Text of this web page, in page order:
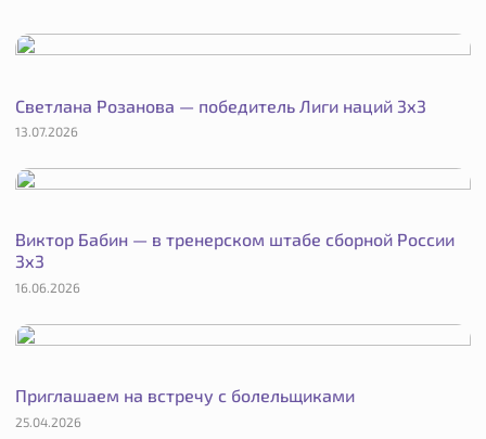
Светлана Розанова — победитель Лиги наций 3х3
13.07.2026
Виктор Бабин — в тренерском штабе сборной России
3х3
16.06.2026
Приглашаем на встречу с болельщиками
25.04.2026